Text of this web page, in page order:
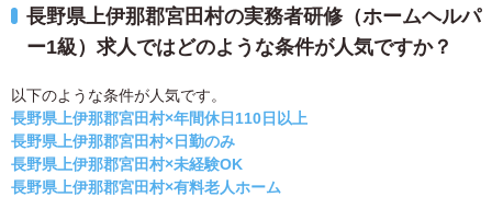
長野県上伊那郡宮田村の実務者研修（ホームヘルパ
ー1級）求人ではどのような条件が人気ですか？
以下のような条件が人気です。
長野県上伊那郡宮田村×年間休日110日以上
長野県上伊那郡宮田村×日勤のみ
長野県上伊那郡宮田村×未経験OK
長野県上伊那郡宮田村×有料老人ホーム